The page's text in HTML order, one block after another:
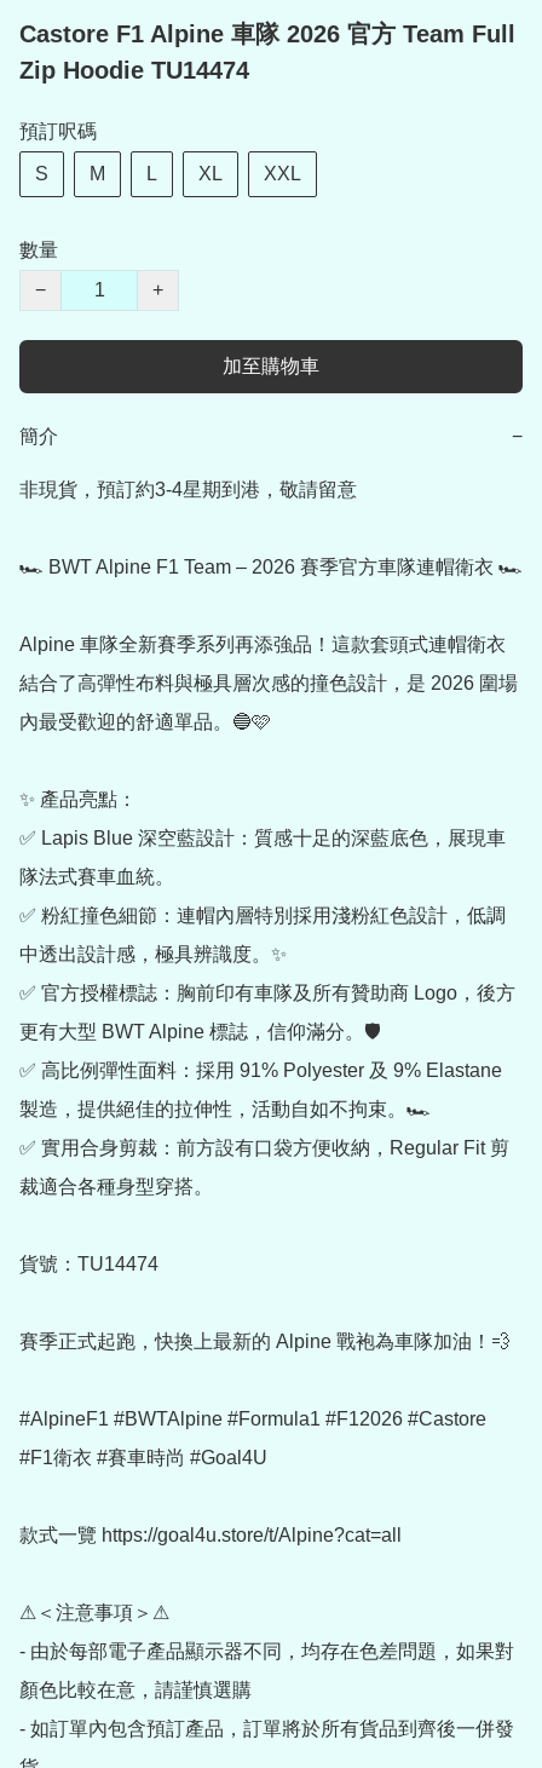
Castore F1 Alpine 車隊 2026 官方 Team Full
Zip Hoodie TU14474
預訂呎碼
S M L XL XXL
數量
−
+
加至購物車
簡介 −
非現貨，預訂約3-4星期到港，敬請留意
🏎️ BWT Alpine F1 Team – 2026 賽季官方車隊連帽衛衣 🏎️
Alpine 車隊全新賽季系列再添強品！這款套頭式連帽衛衣
結合了高彈性布料與極具層次感的撞色設計，是 2026 圍場
內最受歡迎的舒適單品。🔵🩷
✨ 產品亮點：
✅ Lapis Blue 深空藍設計：質感十足的深藍底色，展現車
隊法式賽車血統。
✅ 粉紅撞色細節：連帽內層特別採用淺粉紅色設計，低調
中透出設計感，極具辨識度。✨
✅ 官方授權標誌：胸前印有車隊及所有贊助商 Logo，後方
更有大型 BWT Alpine 標誌，信仰滿分。🛡️
✅ 高比例彈性面料：採用 91% Polyester 及 9% Elastane
製造，提供絕佳的拉伸性，活動自如不拘束。🏎️
✅ 實用合身剪裁：前方設有口袋方便收納，Regular Fit 剪
裁適合各種身型穿搭。
貨號：TU14474
賽季正式起跑，快換上最新的 Alpine 戰袍為車隊加油！💨
#AlpineF1 #BWTAlpine #Formula1 #F12026 #Castore
#F1衛衣 #賽車時尚 #Goal4U
款式一覽 https://goal4u.store/t/Alpine?cat=all
⚠＜注意事項＞⚠
- 由於每部電子產品顯示器不同，均存在色差問題，如果對
顏色比較在意，請謹慎選購
- 如訂單內包含預訂產品，訂單將於所有貨品到齊後一併發